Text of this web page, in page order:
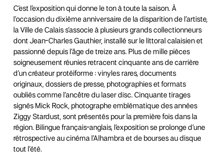
C’est l’exposition qui donne le ton à toute la saison. À
l’occasion du dixième anniversaire de la disparition de l’artiste,
la Ville de Calais s’associe à plusieurs grands collectionneurs
dont Jean-Charles Gauthier, installé sur le littoral calaisien et
passionné depuis l’âge de treize ans. Plus de mille pièces
soigneusement réunies retracent cinquante ans de carrière
d’un créateur protéiforme : vinyles rares, documents
originaux, dossiers de presse, photographies et formats
oubliés comme l’ancêtre du laser disc. Cinquante tirages
signés Mick Rock, photographe emblématique des années
Ziggy Stardust, sont présentés pour la première fois dans la
région. Bilingue français-anglais, l’exposition se prolonge d’une
rétrospective au cinéma l’Alhambra et de bourses au disque
tout l’été.